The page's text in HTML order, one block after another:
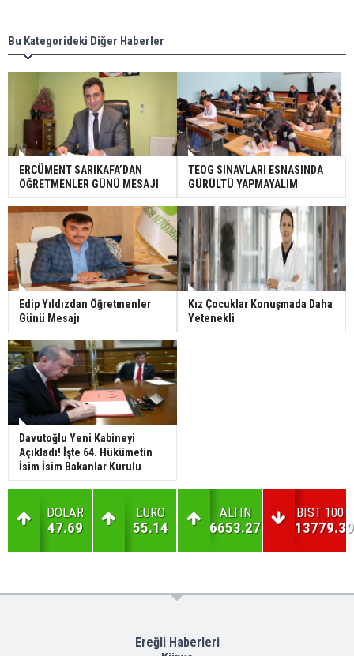
Bu Kategorideki Diğer Haberler
ERCÜMENT SARIKAFA’DAN
ÖĞRETMENLER GÜNÜ MESAJI
TEOG SINAVLARI ESNASINDA
GÜRÜLTÜ YAPMAYALIM
Edip Yıldızdan Öğretmenler
Günü Mesajı
Kız Çocuklar Konuşmada Daha
Yetenekli
Davutoğlu Yeni Kabineyi
Açıkladı! İşte 64. Hükümetin
İsim İsim Bakanlar Kurulu
DOLAR
47.69
EURO
55.14
ALTIN
6653.27
BIST 100
13779.39
Ereğli Haberleri